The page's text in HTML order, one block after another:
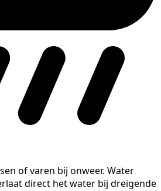
of varen bij onweer. Water
direct het water bij dreigende